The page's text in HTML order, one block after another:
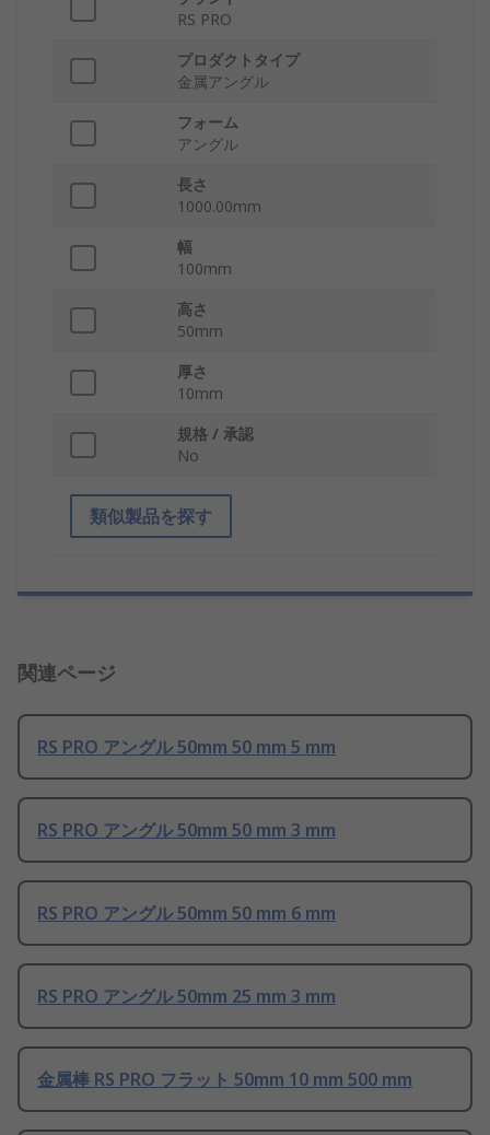
RS PRO
プロダクトタイプ
金属アングル
フォーム
アングル
長さ
1000.00mm
幅
100mm
高さ
50mm
厚さ
10mm
規格 / 承認
No
類似製品を探す
関連ページ
RS PRO アングル 50mm 50 mm 5 mm
RS PRO アングル 50mm 50 mm 3 mm
RS PRO アングル 50mm 50 mm 6 mm
RS PRO アングル 50mm 25 mm 3 mm
金属棒 RS PRO フラット 50mm 10 mm 500 mm